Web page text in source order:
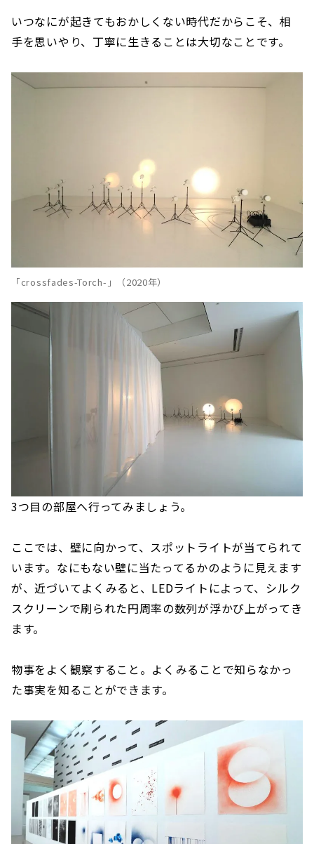
いつなにが起きてもおかしくない時代だからこそ、相
手を思いやり、丁寧に生きることは大切なことです。
「crossfades-Torch-」（2020年）
3つ目の部屋へ行ってみましょう。
ここでは、壁に向かって、スポットライトが当てられて
います。なにもない壁に当たってるかのように見えます
が、近づいてよくみると、LEDライトによって、シルク
スクリーンで刷られた円周率の数列が浮かび上がってき
ます。
物事をよく観察すること。よくみることで知らなかっ
た事実を知ることができます。